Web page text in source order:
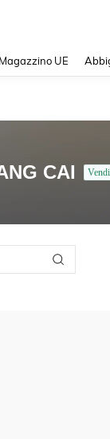
Magazzino UE
CAI